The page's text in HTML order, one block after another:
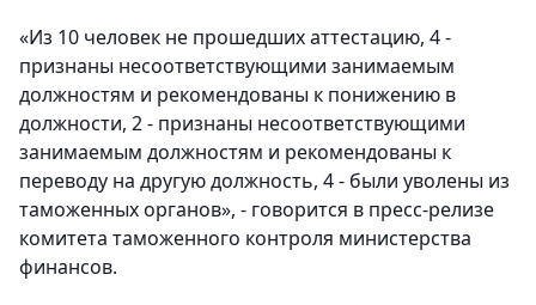
«Из 10 человек не прошедших аттестацию, 4 -
признаны несоответствующими занимаемым
должностям и рекомендованы к понижению в
должности, 2 - признаны несоответствующими
занимаемым должностям и рекомендованы к
переводу на другую должность, 4 - были уволены из
таможенных органов», - говорится в пресс-релизе
комитета таможенного контроля министерства
финансов.